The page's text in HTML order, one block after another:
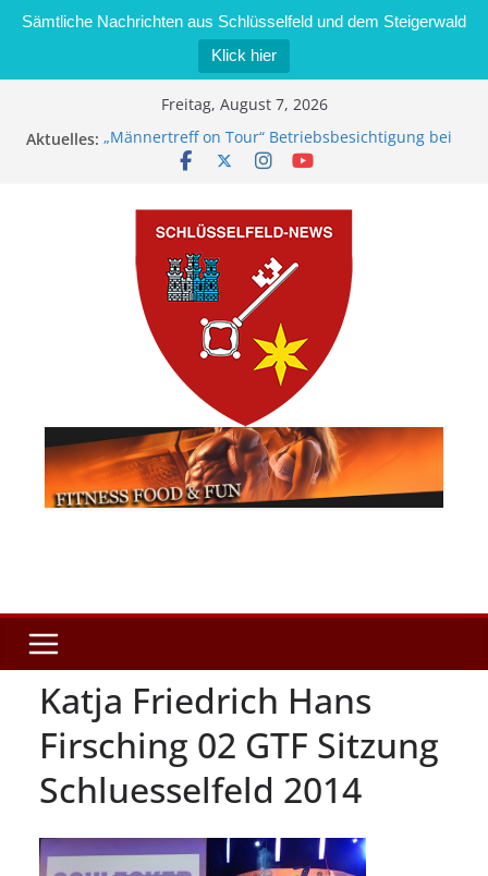
Sämtliche Nachrichten aus Schlüsselfeld und dem Steigerwald
Klick hier
Freitag, August 7, 2026
Aktuelles: „Männertreff on Tour“ Betriebsbesichtigung bei
der Schreinerei Zimmermann GmbH
Brand in Sägewerk in Bernroth schnell unter
Kontrolle
Stadt Schlüsselfeld bietet Online-Anmeldung für
Kindergartenplätze an
Dieseldiebstahl im Wert von 600 Euro
Katja Friedrich Hans
Firsching 02 GTF Sitzung
Schluesselfeld 2014